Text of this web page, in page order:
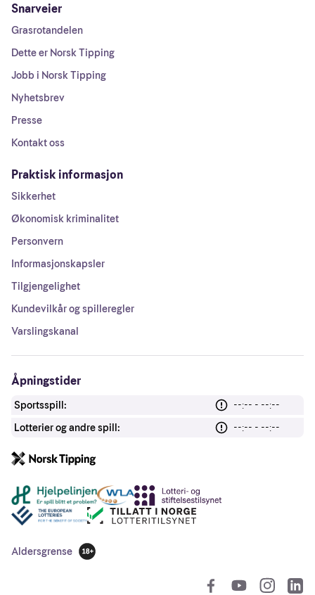
Snarveier
Grasrotandelen
Dette er Norsk Tipping
Jobb i Norsk Tipping
Nyhetsbrev
Presse
Kontakt oss
Praktisk informasjon
Sikkerhet
Økonomisk kriminalitet
Personvern
Informasjonskapsler
Tilgjengelighet
Kundevilkår og spilleregler
Varslingskanal
Åpningstider
Sportsspill:
--:-- - --:--
Lotterier og andre spill:
--:-- - --:--
Andre lenker
Aldersgrense
18 år